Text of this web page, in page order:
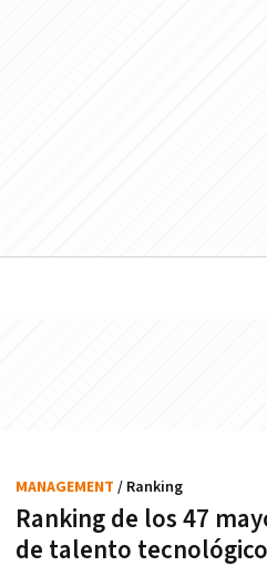
Ranking de los 47
de talento
MANAGEMENT / Ranking